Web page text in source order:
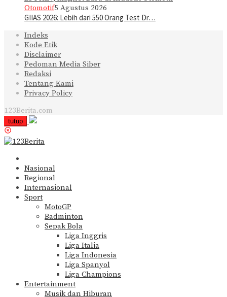
Otomotif5 Agustus 2026
GIIAS 2026: Lebih dari 550 Orang Test Dr…
Indeks
Kode Etik
Disclaimer
Pedoman Media Siber
Redaksi
Tentang Kami
Privacy Policy
123Berita.com
tutup
Nasional
Regional
Internasional
Sport
MotoGP
Badminton
Sepak Bola
Liga Inggris
Liga Italia
Liga Indonesia
Liga Spanyol
Liga Champions
Entertainment
Musik dan Hiburan